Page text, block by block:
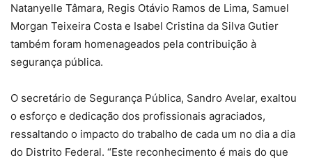
Natanyelle Tâmara, Regis Otávio Ramos de Lima, Samuel
Morgan Teixeira Costa e Isabel Cristina da Silva Gutier
também foram homenageados pela contribuição à
segurança pública.
O secretário de Segurança Pública, Sandro Avelar, exaltou
o esforço e dedicação dos profissionais agraciados,
ressaltando o impacto do trabalho de cada um no dia a dia
do Distrito Federal. “Este reconhecimento é mais do que